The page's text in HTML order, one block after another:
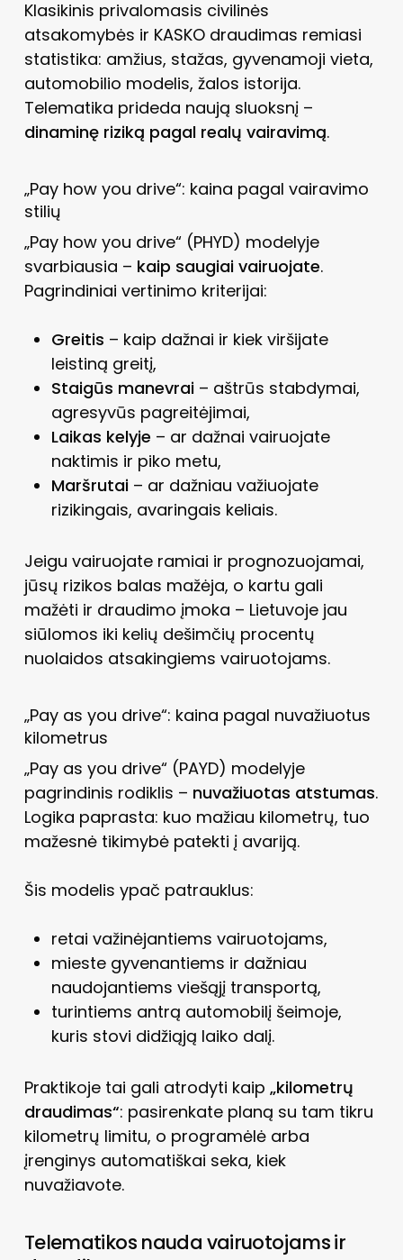
Klasikinis privalomasis civilinės
atsakomybės ir KASKO draudimas remiasi
statistika: amžius, stažas, gyvenamoji vieta,
automobilio modelis, žalos istorija.
Telematika prideda naują sluoksnį –
dinaminę riziką pagal realų vairavimą.
„Pay how you drive“: kaina pagal vairavimo
stilių
„Pay how you drive“ (PHYD) modelyje
svarbiausia – kaip saugiai vairuojate.
Pagrindiniai vertinimo kriterijai:
Greitis – kaip dažnai ir kiek viršijate
leistiną greitį,
Staigūs manevrai– aštrūs stabdymai,
agresyvūs pagreitėjimai,
Laikas kelyje – ar dažnai vairuojate
naktimis ir piko metu,
Maršrutai– ar dažniau važiuojate
rizikingais, avaringais keliais.
Jeigu vairuojate ramiai ir prognozuojamai,
jūsų rizikos balas mažėja, o kartu gali
mažėti ir draudimo įmoka – Lietuvoje jau
siūlomos iki kelių dešimčių procentų
nuolaidos atsakingiems vairuotojams.
„Pay as you drive“: kaina pagal nuvažiuotus
kilometrus
„Pay as you drive“ (PAYD) modelyje
pagrindinis rodiklis – nuvažiuotas atstumas.
Logika paprasta: kuo mažiau kilomet­rų, tuo
mažesnė tikimybė patekti į avariją.
Šis modelis ypač patrauklus:
retai važinėjantiems vairuotojams,
mieste gyvenantiems ir dažniau
naudojantiems viešąjį transportą,
turintiems antrą automobilį šeimoje,
kuris stovi didžiąją laiko dalį.
Praktikoje tai gali atrodyti kaip „kilometrų
draudimas“: pasirenkate planą su tam tikru
kilometrų limitu, o programėlė arba
įrenginys automatiškai seka, kiek
nuvažiavote.
Telematikos nauda vairuotojams ir